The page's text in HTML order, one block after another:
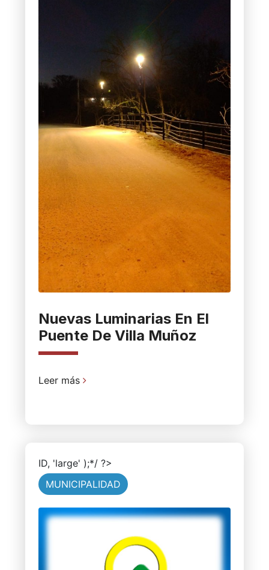
Nuevas Luminarias En El
Puente De Villa Muñoz
Leer más
ID, 'large' );*/ ?>
MUNICIPALIDAD